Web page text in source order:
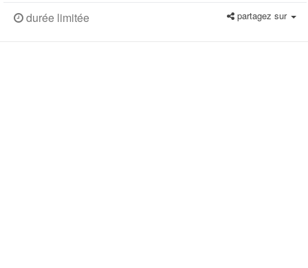
durée limitée partagez sur